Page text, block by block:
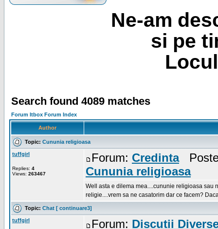
Ne-am
si pe
Search found 4089 matches
Forum Itbox Forum Index
Author
Topic: Cununia religioasa
tuffgirl
Replies: 4
Views: 263467
Forum: Credinta
Cununia religioasa
Well asta e dilema mea....cununie religioasa sau
religie....vrem sa ne casatorim dar ce facem?
Topic: Chat [ continuare3]
tuffgirl Forum: Discutii